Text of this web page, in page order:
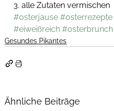
3. alle Zutaten vermischen
#osterjause #osterrezepte
#eiweißreich #osterbrunch
Gesundes Pikantes
Ähnliche Beiträge